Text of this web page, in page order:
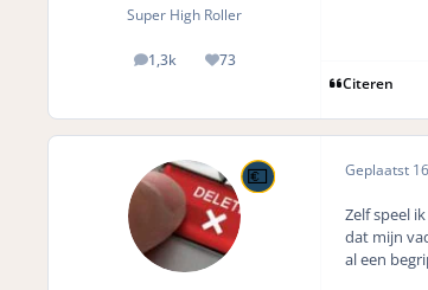
Super High Roller
1,3k
posts 73
Reputation
Citeren
Geplaatst
Zelf speel
dat mijn
al een